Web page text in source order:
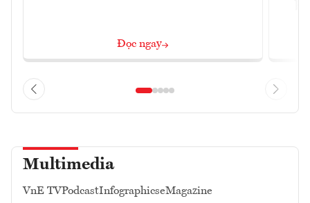
Đọc ngay
Multimedia
VnE TVPodcastInfographicseMagazine